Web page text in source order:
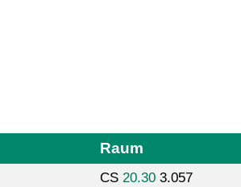
Raum
CS 20.303.057